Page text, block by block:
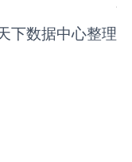
下数据中心整理